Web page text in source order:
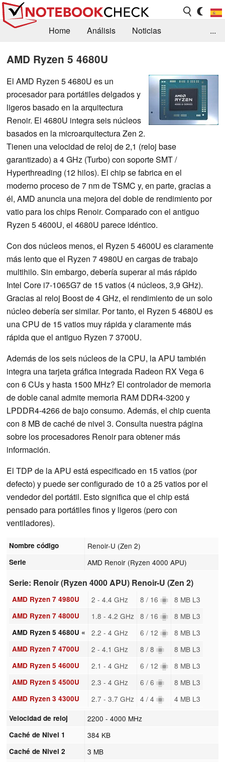
Home Análisis
Noticias
Contacto
...
AMD Ryzen 5 4680U
El AMD Ryzen 5 4680U es un
procesador para portátiles delgados y
ligeros basado en la arquitectura
Renoir. El 4680U integra seis núcleos
basados en la microarquitectura Zen 2.
Tienen una velocidad de reloj de 2,1 (reloj base
garantizado) a 4 GHz (Turbo) con soporte SMT /
Hyperthreading (12 hilos). El chip se fabrica en el
moderno proceso de 7 nm de TSMC y, en parte, gracias a
él, AMD anuncia una mejora del doble de rendimiento por
vatio para los chips Renoir. Comparado con el antiguo
Ryzen 5 4600U, el 4680U parece idéntico.
Con dos núcleos menos, el Ryzen 5 4600U es claramente
más lento que el Ryzen 7 4980U en cargas de trabajo
multihilo. Sin embargo, debería superar al más rápido
Intel Core i7-1065G7 de 15 vatios (4 núcleos, 3,9 GHz).
Gracias al reloj Boost de 4 GHz, el rendimiento de un solo
núcleo debería ser similar. Por tanto, el Ryzen 5 4680U es
una CPU de 15 vatios muy rápida y claramente más
rápida que el antiguo Ryzen 7 3700U.
Además de los seis núcleos de la CPU, la APU también
integra una tarjeta gráfica integrada Radeon RX Vega 6
con 6 CUs y hasta 1500 MHz? El controlador de memoria
de doble canal admite memoria RAM DDR4-3200 y
LPDDR4-4266 de bajo consumo. Además, el chip cuenta
con 8 MB de caché de nivel 3. Consulta nuestra página
sobre los procesadores Renoir para obtener más
información.
El TDP de la APU está especificado en 15 vatios (por
defecto) y puede ser configurado de 10 a 25 vatios por el
vendedor del portátil. Esto significa que el chip está
pensado para portátiles finos y ligeros (pero con
ventiladores).
Nombre código Renoir-U (Zen 2)
Serie AMD Renoir (Ryzen 4000 APU)
Serie: Renoir (Ryzen 4000 APU) Renoir-U (Zen 2)
AMD Ryzen 7 4980U 2 - 4.4 GHz 8 / 16 8 MB L3
AMD Ryzen 7 4800U 1.8 - 4.2 GHz 8 / 16 8 MB L3
AMD Ryzen 5 4680U « 2.2 - 4 GHz 6 / 12 8 MB L3
AMD Ryzen 7 4700U 2 - 4.1 GHz 8 / 8 8 MB L3
AMD Ryzen 5 4600U 2.1 - 4 GHz 6 / 12 8 MB L3
AMD Ryzen 5 4500U 2.3 - 4 GHz 6 / 6 8 MB L3
AMD Ryzen 3 4300U 2.7 - 3.7 GHz 4 / 4 4 MB L3
Velocidad de reloj 2200 - 4000 MHz
Caché de Nivel 1 384 KB
Caché de Nivel 2 3 MB